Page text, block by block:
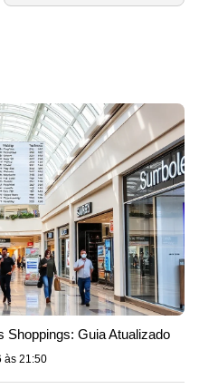
Shoppings: Guia Atualizado
às 21:50